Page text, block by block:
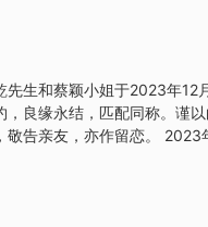
，也许别有目的，也许这个
周就可能有计划被打乱，
事情，所以这周也容易出现
先生和蔡颖小姐于2023年12
良缘永结，匹配同称。谨
告亲友，亦作留恋。 2023